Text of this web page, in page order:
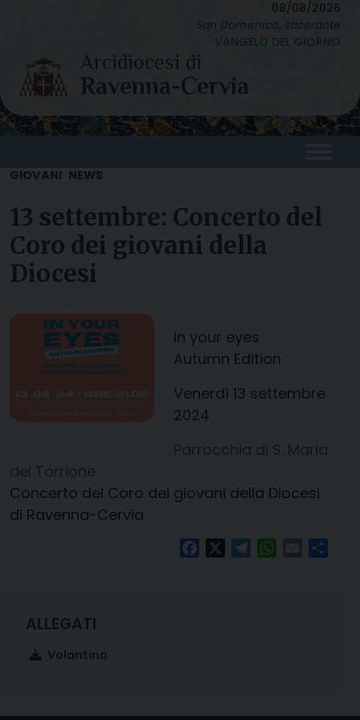
content
08/08/2026
San Domenico, sacerdote
VANGELO DEL GIORNO
GIOVANI NEWS
13 settembre: Concerto del
Coro dei giovani della
Diocesi
In your eyes
Autumn Edition
Venerdì 13 settembre
2024
Parrocchia di S. Maria
del Torrione
Concerto del Coro dei giovani della Diocesi
di Ravenna-Cervia
FacebookTelegramWhatsApp
Email
Volantino